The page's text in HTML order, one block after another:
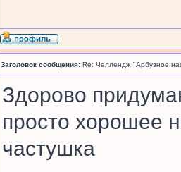
Заголовок сообщения: Re: Челлендж "Арбузное
Здорово
просто хорошее
частушка